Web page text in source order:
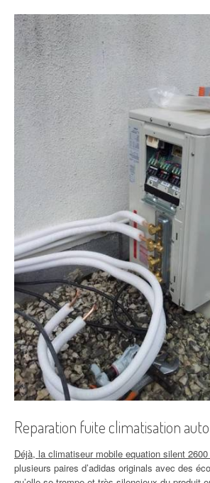
Reparation fuite climatisation auto
Déjà, la climatiseur mobile equation silent
plusieurs paires d’adidas originals avec des